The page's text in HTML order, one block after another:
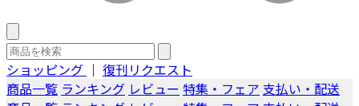
ショッピング ｜ 復刊リクエスト
商品一覧 ランキング レビュー 特集・フェア 支払い・配送